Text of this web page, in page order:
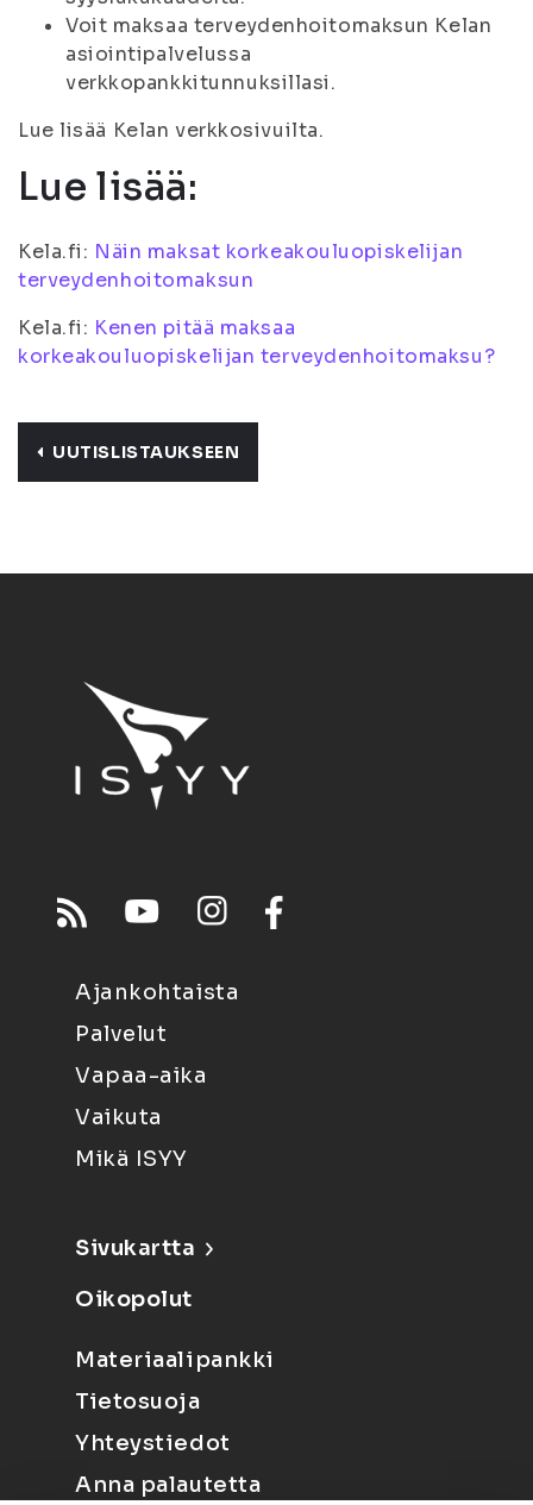
Voit maksaa terveydenhoitomaksun Kelan
asiointipalvelussa
verkkopankkitunnuksillasi.
Lue lisää Kelan verkkosivuilta.
Lue lisää:
Kela.fi: Näin maksat korkeakouluopiskelijan
terveydenhoitomaksun
Kela.fi: Kenen pitää maksaa
korkeakouluopiskelijan terveydenhoitomaksu?
UUTISLISTAUKSEEN
Ajankohtaista
Palvelut
Vapaa-aika
Vaikuta
Mikä ISYY
Sivukartta
Oikopolut
Materiaalipankki
Tietosuoja
Yhteystiedot
Anna palautetta